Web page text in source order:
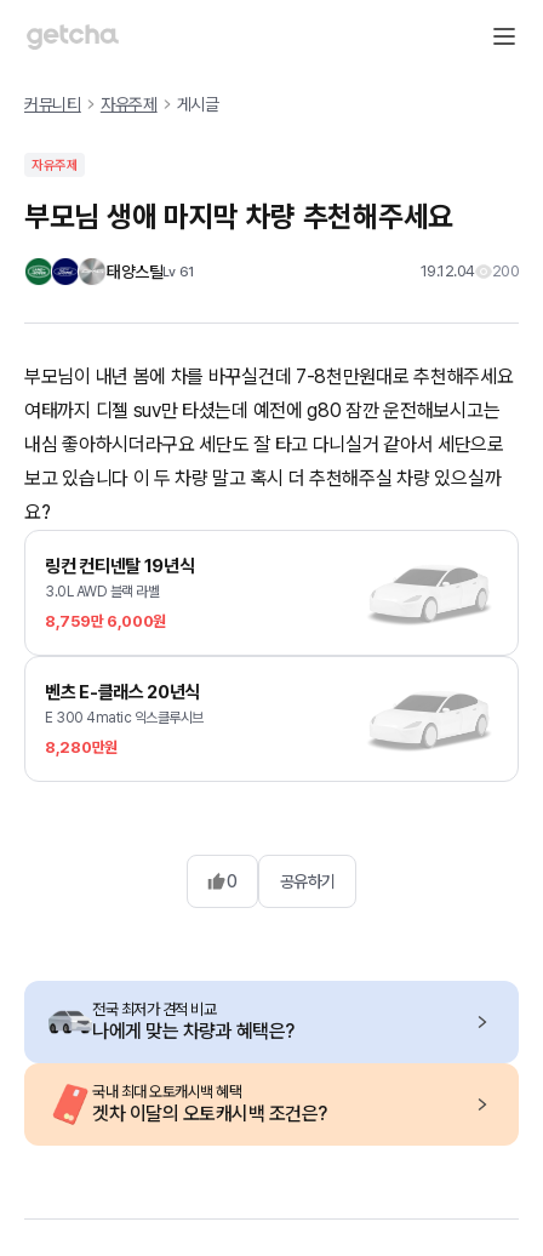
커뮤니티 자유주제 게시글
자유주제
부모님 생애 마지막 차량 추천해주세요
태양스틸Lv 61 19.12.04 200
부모님이 내년 봄에 차를 바꾸실건데 7-8천만원대로 추천해주세요
여태까지 디젤 suv만 타셨는데 예전에 g80 잠깐 운전해보시고는
내심 좋아하시더라구요 세단도 잘 타고 다니실거 같아서 세단으로
보고 있습니다 이 두 차량 말고 혹시 더 추천해주실 차량 있으실까
요?
링컨 컨티넨탈 19년식
3.0L AWD 블랙 라벨
8,759만 6,000원
벤츠 E-클래스 20년식
E 300 4matic 익스클루시브
8,280만원
0 공유하기
전국 최저가 견적 비교
나에게 맞는 차량과 혜택은?
국내 최대 오토캐시백 혜택
겟차 이달의 오토캐시백 조건은?